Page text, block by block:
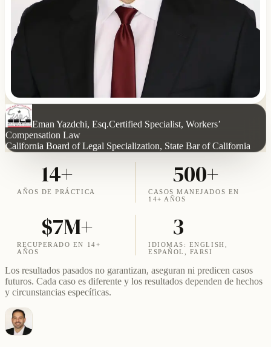
Eman Yazdchi, Esq.Certified Specialist, Workers’
Compensation Law
California Board of Legal Specialization, State Bar of California
14+
AÑOS DE PRÁCTICA
500+
CASOS MANEJADOS EN
14+ AÑOS
$7M+
RECUPERADO EN 14+
AÑOS
3
IDIOMAS: ENGLISH,
ESPAÑOL, FARSI
Los resultados pasados no garantizan, aseguran ni predicen casos
futuros. Cada caso es diferente y los resultados dependen de hechos
y circunstancias específicas.